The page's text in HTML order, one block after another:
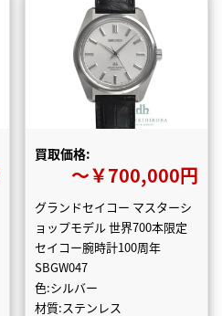
買取価格:
〜￥700,000円
グランドセイコー マスターシ
ョップモデル 世界700本限定
セイコー腕時計100周年
SBGW047
色:シルバー
材質:ステンレス